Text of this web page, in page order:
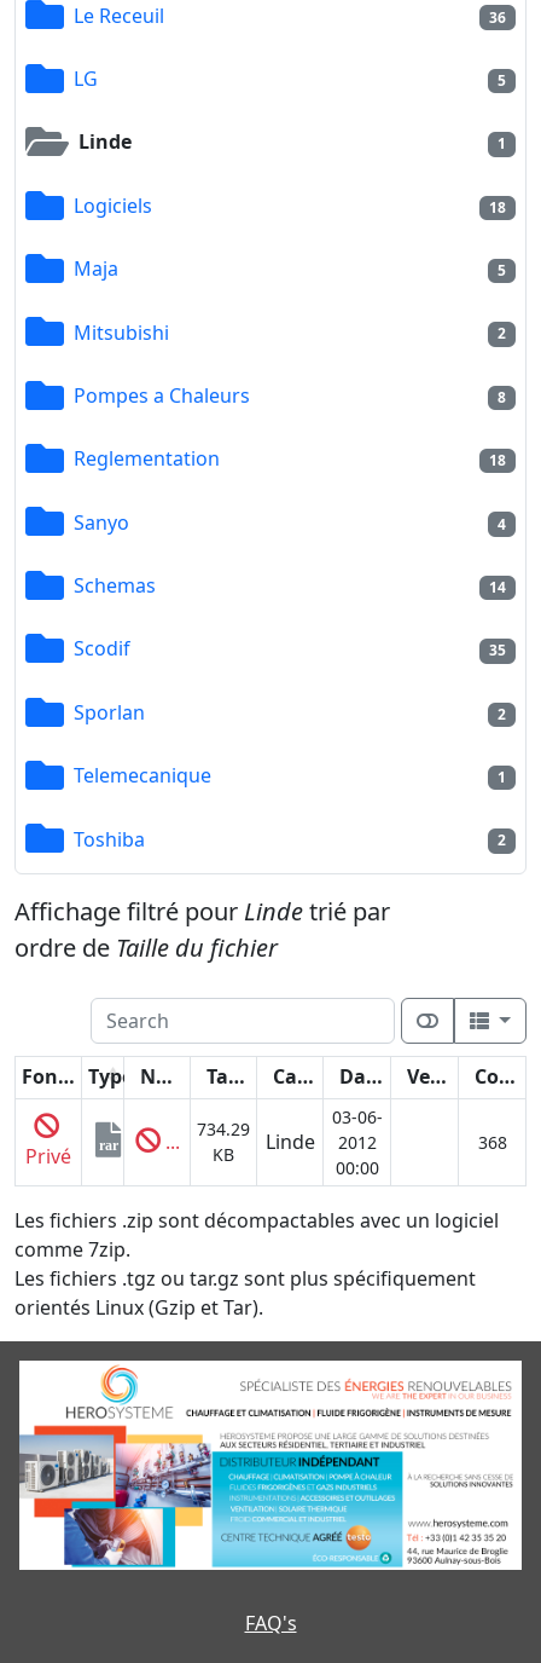
Le Receuil 36
LG 5
Linde 1
Logiciels 18
Maja 5
Mitsubishi 2
Pompes a Chaleurs 8
Reglementation 18
Sanyo 4
Schemas 14
Scodif 35
Sporlan 2
Telemecanique 1
Toshiba 2
Affichage filtré pour Lindetrié par
ordre de Taille du fichier
Fonctions Type Nom Taille Catégorie Date Version Compteur
Privé rar ...
734.29
KB
Linde
03-06-
2012
00:00
368
Les fichiers .zip sont décompactables avec un logiciel
comme 7zip.
Les fichiers .tgz ou tar.gz sont plus spécifiquement
orientés Linux (Gzip et Tar).
FAQ's